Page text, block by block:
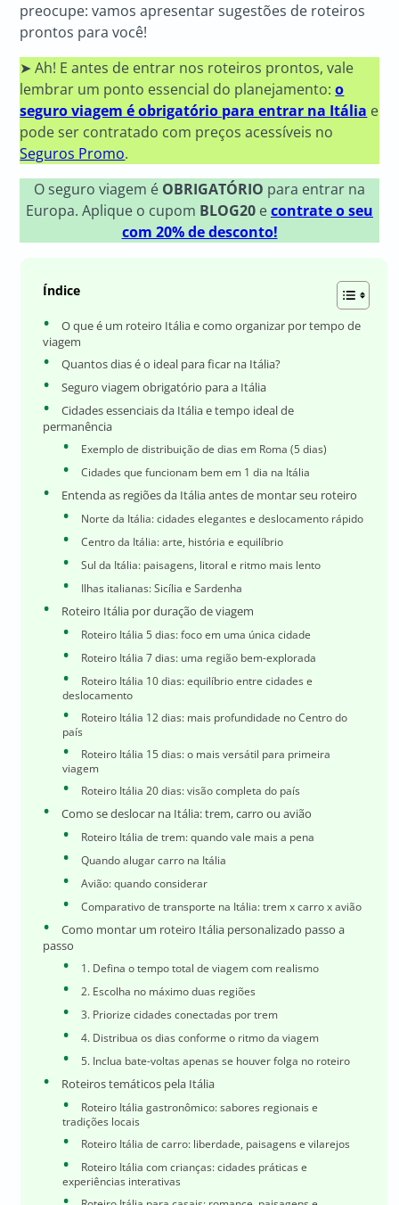
preocupe: vamos apresentar sugestões de roteiros
prontos para você!
➤ Ah! E antes de entrar nos roteiros prontos, vale
lembrar um ponto essencial do planejamento:o
seguro viagem é obrigatório para entrar na Itália e
pode ser contratado com preços acessíveis no
Seguros Promo.
O seguro viagem é OBRIGATÓRIO para entrar na
Europa. Aplique o cupom BLOG20 econtrate o seu
com 20% de desconto!
Índice
O que é um roteiro Itália e como organizar por tempo de
viagem
Quantos dias é o ideal para ficar na Itália?
Seguro viagem obrigatório para a Itália
Cidades essenciais da Itália e tempo ideal de
permanência
Exemplo de distribuição de dias em Roma (5 dias)
Cidades que funcionam bem em 1 dia na Itália
Entenda as regiões da Itália antes de montar seu roteiro
Norte da Itália: cidades elegantes e deslocamento rápido
Centro da Itália: arte, história e equilíbrio
Sul da Itália: paisagens, litoral e ritmo mais lento
Ilhas italianas: Sicília e Sardenha
Roteiro Itália por duração de viagem
Roteiro Itália 5 dias: foco em uma única cidade
Roteiro Itália 7 dias: uma região bem-explorada
Roteiro Itália 10 dias: equilíbrio entre cidades e
deslocamento
Roteiro Itália 12 dias: mais profundidade no Centro do
país
Roteiro Itália 15 dias: o mais versátil para primeira
viagem
Roteiro Itália 20 dias: visão completa do país
Como se deslocar na Itália: trem, carro ou avião
Roteiro Itália de trem: quando vale mais a pena
Quando alugar carro na Itália
Avião: quando considerar
Comparativo de transporte na Itália: trem x carro x avião
Como montar um roteiro Itália personalizado passo a
passo
1. Defina o tempo total de viagem com realismo
2. Escolha no máximo duas regiões
3. Priorize cidades conectadas por trem
4. Distribua os dias conforme o ritmo da viagem
5. Inclua bate-voltas apenas se houver folga no roteiro
Roteiros temáticos pela Itália
Roteiro Itália gastronômico: sabores regionais e
tradições locais
Roteiro Itália de carro: liberdade, paisagens e vilarejos
Roteiro Itália com crianças: cidades práticas e
experiências interativas